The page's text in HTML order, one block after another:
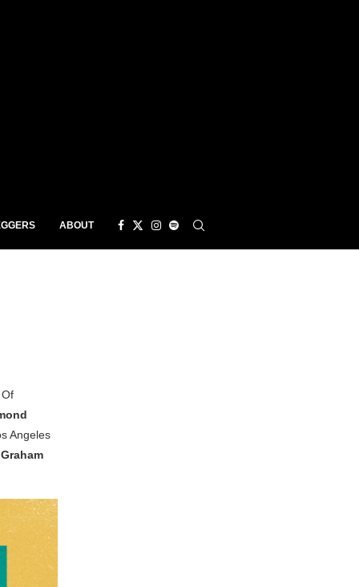
ABOUT
Angeles
Graham